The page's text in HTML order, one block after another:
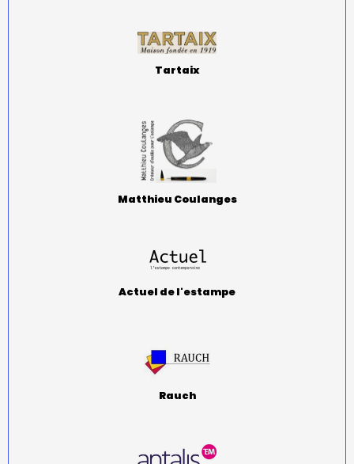
Tartaix
Matthieu Coulanges
Actuel de l'estampe
Rauch